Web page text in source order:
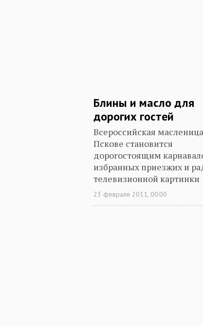
Блины и масло для
дорогих гостей
Всероссийская
Пскове становится
дорогостоящим
избранных приезжих и
телевизионной картинки
23 февраля 2011, 00:00